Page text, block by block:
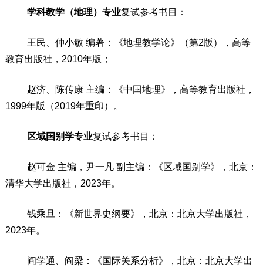
学科教学（地理）专业复试参考书目：
王民、仲小敏 编著： 《地理教学论》（第2版），高等
教育出版社， 2010年版；
赵济、陈传康 主编 ：
《中国地理》，高等教育出版社，
1999年版（2019年重印）。
区域国别学专业复试参考书目：
赵可金 主编，尹一凡 副主编：《区域国别学》，北京：
清华大学出版社， 2023年。
钱乘旦：《新世界史纲要》，北京：北京大学出版社，
2023年。
阎学通、阎梁：《国际关系分析》，北京：北京大学出